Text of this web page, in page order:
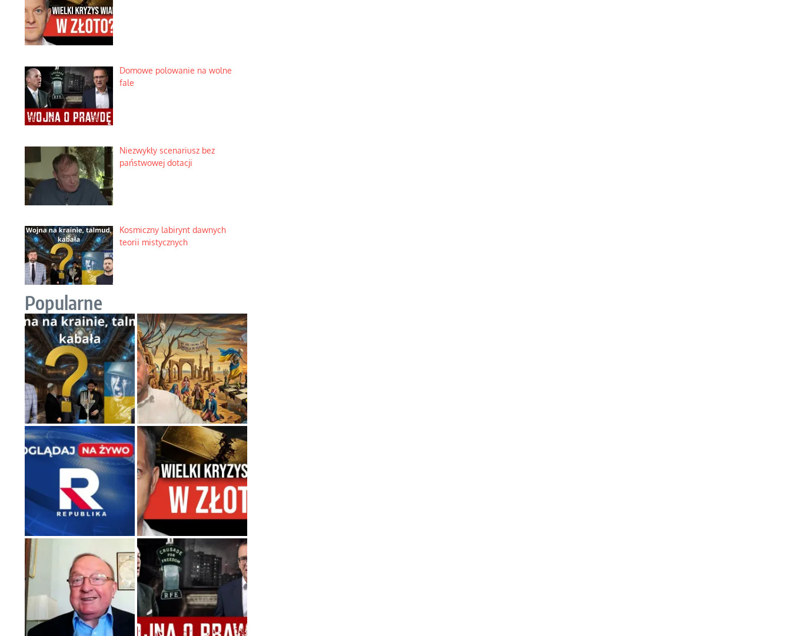
Domowe polowanie na wolne
fale
Niezwykły scenariusz bez
państwowej dotacji
Kosmiczny labirynt dawnych
teorii mistycznych
Popularne